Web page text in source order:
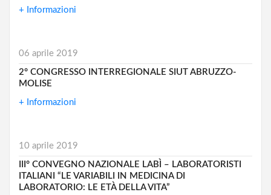
+ Informazioni
06 aprile 2019
2° CONGRESSO INTERREGIONALE SIUT ABRUZZO-
MOLISE
+ Informazioni
10 aprile 2019
III° CONVEGNO NAZIONALE LABÌ – LABORATORISTI
ITALIANI “LE VARIABILI IN MEDICINA DI
LABORATORIO: LE ETÀ DELLA VITA”